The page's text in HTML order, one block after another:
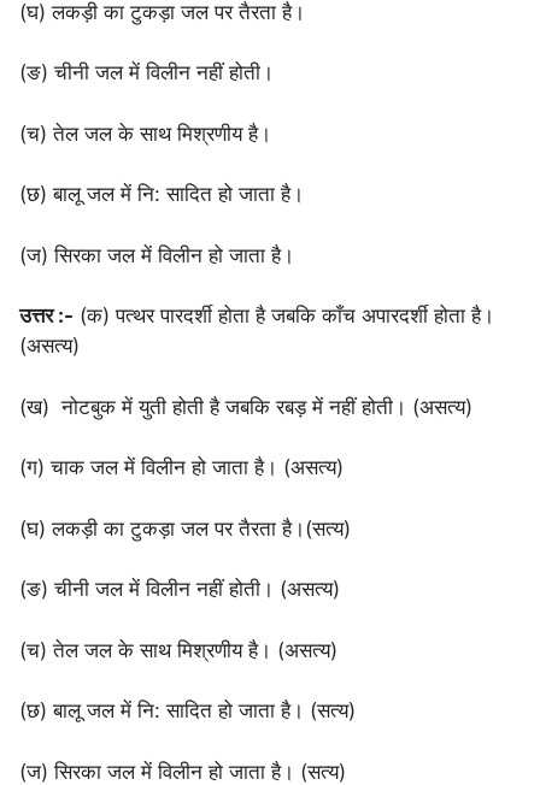
(घ) लकड़ी का टुकड़ा जल पर तैरता है।
(ङ) चीनी जल में विलीन नहीं होती।
(च) तेल जल के साथ मिश्रणीय है।
(छ) बालू जल में नि: सादित हो जाता है।
(ज) सिरका जल में विलीन हो जाता है।
उत्तर :- (क) पत्थर पारदर्शी होता है जबकि काँच अपारदर्शी होता है।
(असत्य)
(ख) नोटबुक में युती होती है जबकि रबड़ में नहीं होती। (असत्य)
(ग) चाक जल में विलीन हो जाता है। (असत्य)
(घ) लकड़ी का टुकड़ा जल पर तैरता है।(सत्य)
(ङ) चीनी जल में विलीन नहीं होती। (असत्य)
(च) तेल जल के साथ मिश्रणीय है। (असत्य)
(छ) बालू जल में नि: सादित हो जाता है। (सत्य)
(ज) सिरका जल में विलीन हो जाता है। (सत्य)